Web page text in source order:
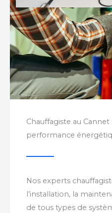
Chauffagiste au
performance
Nos experts
l’installation, la
de tous types de